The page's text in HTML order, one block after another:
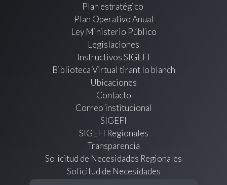
Plan estratégico
Plan Operativo Anual
Ley Ministerio Público
Legislaciones
Instructivos SIGEFI
Biblioteca Virtual tirant lo blanch
Ubicaciones
Contacto
Correo institucional
SIGEFI
SIGEFI Regionales
Transparencia
Solicitud de Necesidades Regionales
Solicitud de Necesidades